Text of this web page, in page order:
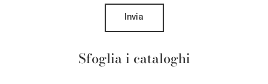
Sfoglia i cataloghi
Invia